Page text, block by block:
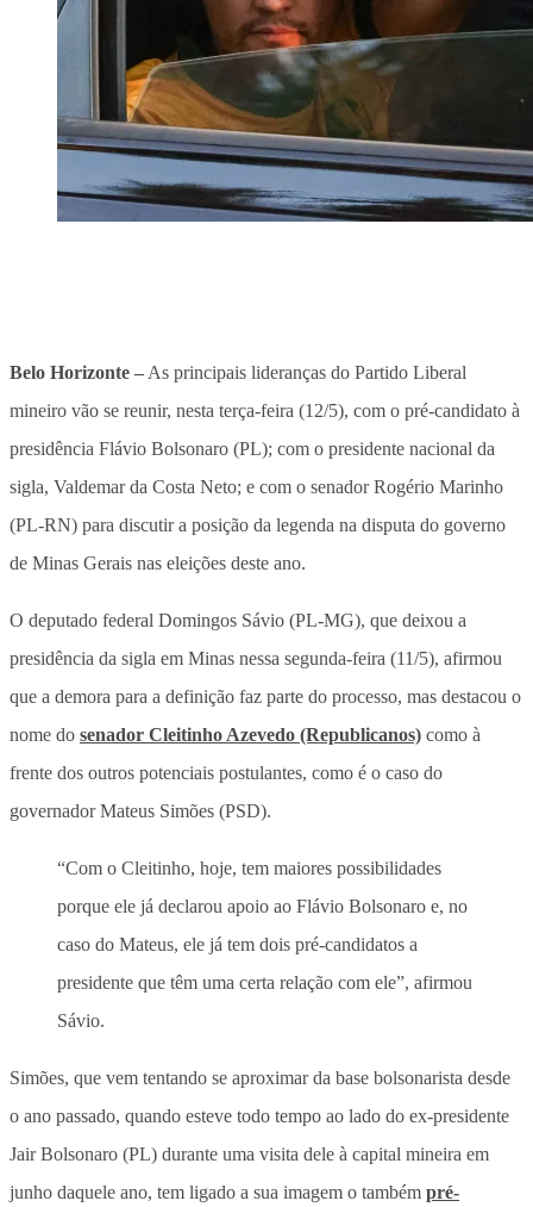
Belo Horizonte – As principais lideranças do Partido Liberal
mineiro vão se reunir, nesta terça-feira (12/5), com o pré-candidato à
presidência Flávio Bolsonaro (PL); com o presidente nacional da
sigla, Valdemar da Costa Neto; e com o senador Rogério Marinho
(PL-RN) para discutir a posição da legenda na disputa do governo
de Minas Gerais nas eleições deste ano.
O deputado federal Domingos Sávio (PL-MG), que deixou a
presidência da sigla em Minas nessa segunda-feira (11/5), afirmou
que a demora para a definição faz parte do processo, mas destacou o
nome do senador Cleitinho Azevedo (Republicanos) como à
frente dos outros potenciais postulantes, como é o caso do
governador Mateus Simões (PSD).
“Com o Cleitinho, hoje, tem maiores possibilidades
porque ele já declarou apoio ao Flávio Bolsonaro e, no
caso do Mateus, ele já tem dois pré-candidatos a
presidente que têm uma certa relação com ele”, afirmou
Sávio.
Simões, que vem tentando se aproximar da base bolsonarista desde
o ano passado, quando esteve todo tempo ao lado do ex-presidente
Jair Bolsonaro (PL) durante uma visita dele à capital mineira em
junho daquele ano, tem ligado a sua imagem o também pré-